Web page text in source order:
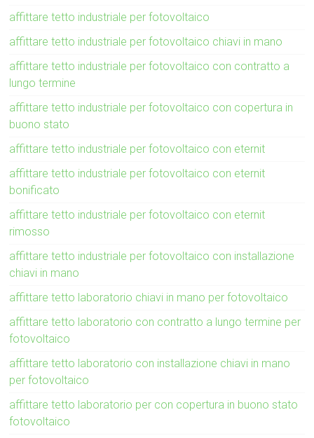
affittare tetto industriale per fotovoltaico
affittare tetto industriale per fotovoltaico chiavi in mano
affittare tetto industriale per fotovoltaico con contratto a
lungo termine
affittare tetto industriale per fotovoltaico con copertura in
buono stato
affittare tetto industriale per fotovoltaico con eternit
affittare tetto industriale per fotovoltaico con eternit
bonificato
affittare tetto industriale per fotovoltaico con eternit
rimosso
affittare tetto industriale per fotovoltaico con installazione
chiavi in mano
affittare tetto laboratorio chiavi in mano per fotovoltaico
affittare tetto laboratorio con contratto a lungo termine per
fotovoltaico
affittare tetto laboratorio con installazione chiavi in mano
per fotovoltaico
affittare tetto laboratorio per con copertura in buono stato
fotovoltaico